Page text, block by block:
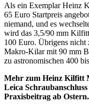
Als ein Exemplar Heinz
65 Euro Startpreis
niemand, und es
wird das 3,5/90 mm
100 Euro. Übrigens nicht
Makro-Kilar mit 90 mm
zu astronomischen 400
Mehr zum Heinz Kilfitt
Leica
Praxisbeitrag ab Ostern.